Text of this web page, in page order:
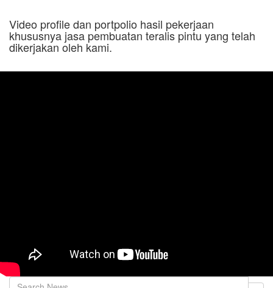
Video profile dan portpolio hasil pekerjaan
khususnya jasa pembuatan teralis pintu yang telah
dikerjakan oleh kami.